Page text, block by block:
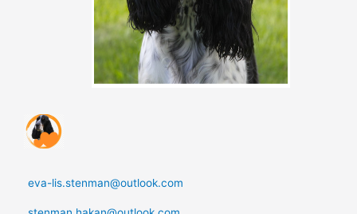
eva-lis.stenman@outlook.com